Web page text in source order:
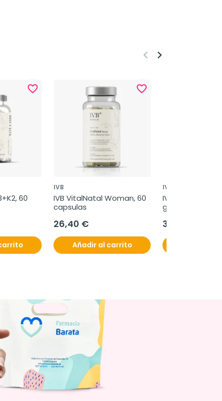
favorite_border
60
favorite_border
IVB
IVB VitalNatal Woman, 60
capsulas
26,40 €
Añadir al carrito
IVB
IVB FertiUp
gramos
38,90 €
keyboard_arrow_left keyboard_arrow_right